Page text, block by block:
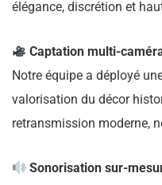
élégance, discrétion et
Captation multi-
Notre équipe a déployé
valorisation du décor
retransmission moderne,
Sonorisation sur-